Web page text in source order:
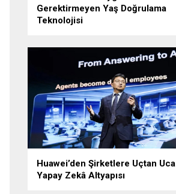
Gerektirmeyen Yaş Doğrulama
Teknolojisi
Huawei’den Şirketlere Uçtan Uca
Yapay Zekâ Altyapısı